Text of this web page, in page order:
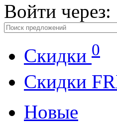
Войти через:
Скидки 0
Cкидки
Новые